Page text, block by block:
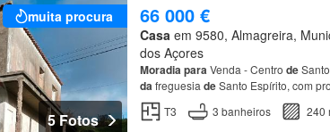
muita procura
5 Fotos
66 000 €
Casa em 9580, Almagreira,
dos Açores
MoradiaparaVenda - Centro de
dafreguesia deSanto Espírito, com
dar nova vida ao imóvel.Oportunidade
T3 3 banheiros 240